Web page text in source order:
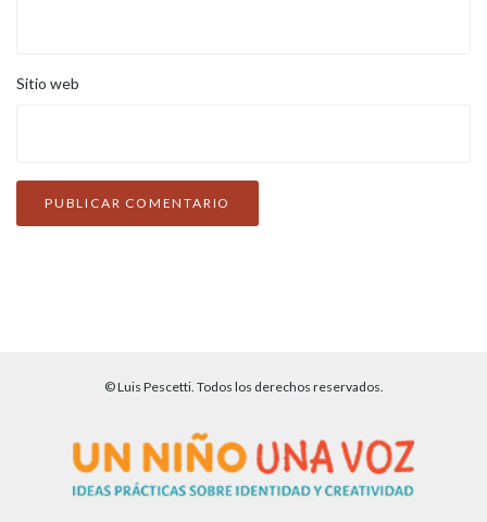
Sitio web
© Luis Pescetti. Todos los derechos reservados.